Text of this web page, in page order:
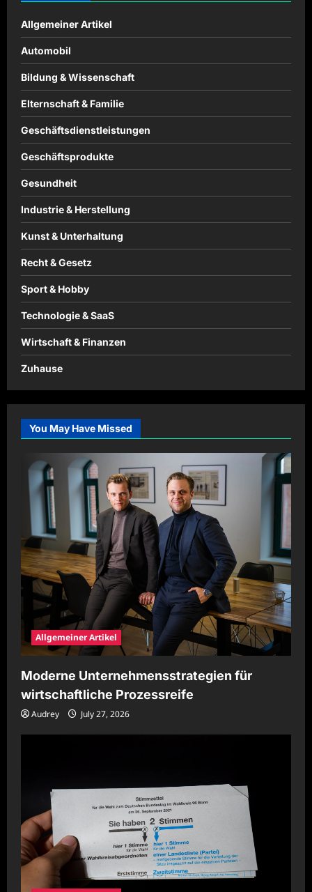
Allgemeiner Artikel
Automobil
Bildung & Wissenschaft
Elternschaft & Familie
Geschäftsdienstleistungen
Geschäftsprodukte
Gesundheit
Industrie & Herstellung
Kunst & Unterhaltung
Recht & Gesetz
Sport & Hobby
Technologie & SaaS
Wirtschaft & Finanzen
Zuhause
You May Have Missed
Allgemeiner Artikel
Moderne Unternehmensstrategien für
wirtschaftliche Prozessreife
Audrey July 27, 2026